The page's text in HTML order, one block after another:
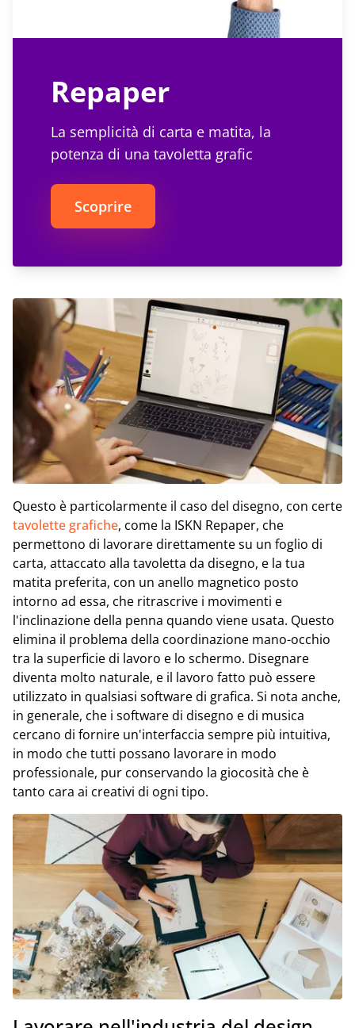
Repaper
La semplicità di carta e matita, la
potenza di una tavoletta grafic
Scoprire
Questo è particolarmente il caso del disegno, con certe
tavolette grafiche, come la ISKN Repaper, che
permettono di lavorare direttamente su un foglio di
carta, attaccato alla tavoletta da disegno, e la tua
matita preferita, con un anello magnetico posto
intorno ad essa, che ritrascrive i movimenti e
l'inclinazione della penna quando viene usata. Questo
elimina il problema della coordinazione mano-occhio
tra la superficie di lavoro e lo schermo. Disegnare
diventa molto naturale, e il lavoro fatto può essere
utilizzato in qualsiasi software di grafica. Si nota anche,
in generale, che i software di disegno e di musica
cercano di fornire un'interfaccia sempre più intuitiva,
in modo che tutti possano lavorare in modo
professionale, pur conservando la giocosità che è
tanto cara ai creativi di ogni tipo.